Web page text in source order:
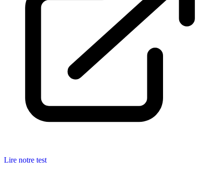
Lire notre test